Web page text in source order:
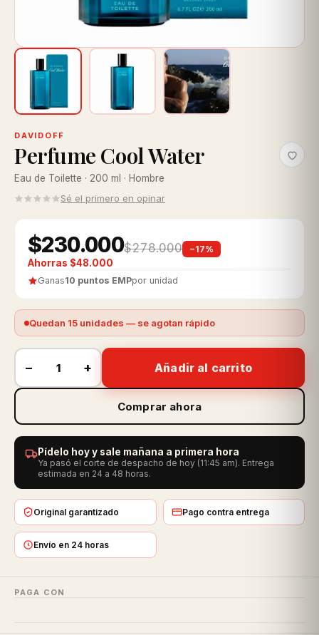
DAVIDOFF
Perfume Cool Water
Eau de Toilette · 200 ml · Hombre
Sé el primero en opinar
$230.000$278.000 −17%
Ahorras $48.000
Ganas10 puntos EMPpor unidad
Quedan 15 unidades — se agotan rápido
− + Añadir al carrito
Comprar ahora
Pídelo hoy y sale mañana a primera hora
Ya pasó el corte de despacho de hoy (11:45 am). Entrega
estimada en 24 a 48 horas.
Original garantizado Pago contra entrega
Envío en 24 horas
PAGA CON